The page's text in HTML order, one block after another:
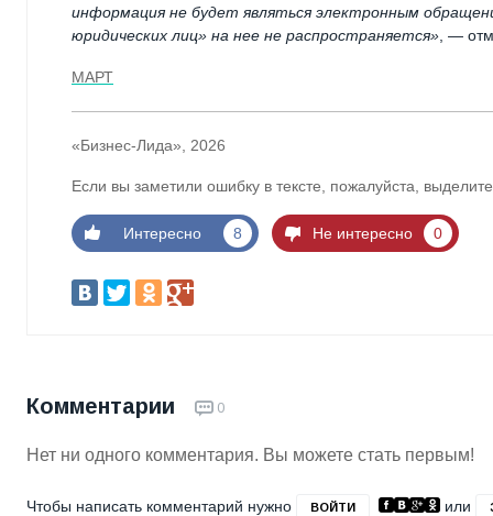
информация не будет являться электронным
юридических лиц» на нее не распространяется» , —
МАРТ
«Бизнес-Лида», 2026
Если вы заметили ошибку в тексте, пожалуйста,
Интересно 8 Не интересно 0
Комментарии 0
Нет ни одного комментария. Вы можете стать первым!
Чтобы написать комментарий нужно ВОЙТИ или